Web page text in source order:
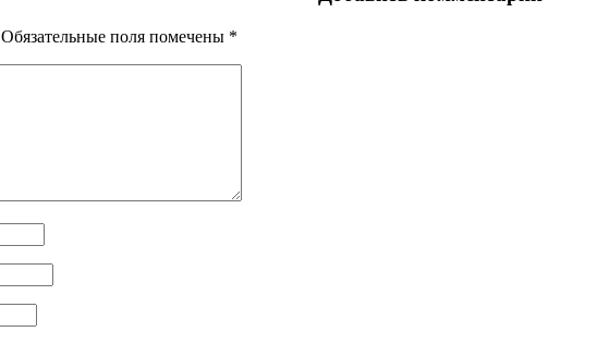
Обязательные поля помечены *